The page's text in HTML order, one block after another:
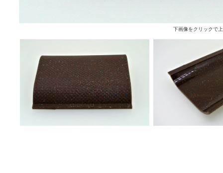
下画像をクリックで